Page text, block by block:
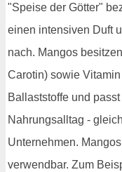
"Speise der Götter"
einen intensiven Duft
nach. Mangos
Carotin) sowie
Ballaststoffe und
Nahrungsalltag -
Unternehmen.
verwendbar. Zum